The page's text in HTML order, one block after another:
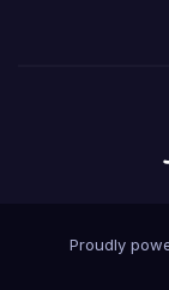
Proudly